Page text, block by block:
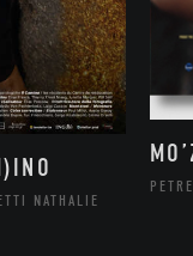
NATHALIE